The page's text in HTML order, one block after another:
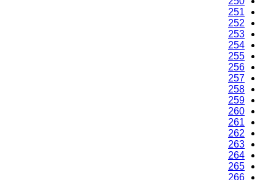
251
252
253
254
255
256
257
258
259
260
261
262
263
264
265
266